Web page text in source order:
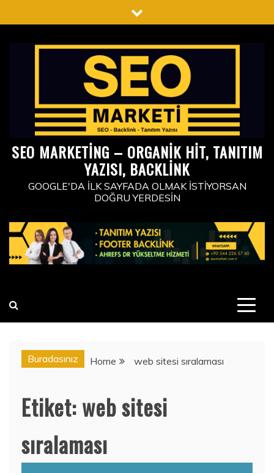
to
SEO MARKETING – ORGANIK HIT, TANITIM
YAZISI, BACKLINK
GOOGLE'DA İLK SAYFADA OLMAK İSTIYORSAN
DOĞRU YERDESIN
Buradasınız Home web sitesi sıralaması
Etiket:web sitesi
sıralaması